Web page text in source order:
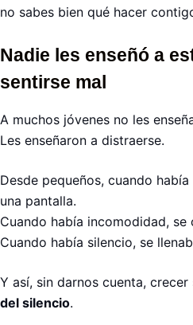
no sabes bien qué hacer
Nadie les enseñó a
sentirse mal
A muchos jóvenes no les
Les enseñaron a distraerse.
Desde pequeños, cuando
una pantalla.
Cuando había incomodidad, se
Cuando había silencio, se
Y así, sin darnos cuenta,
del silencio.